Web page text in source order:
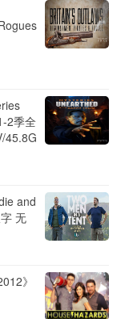
2季全
45.8G
and
无
》